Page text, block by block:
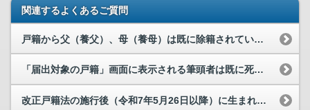
関連するよくあるご質問
戸籍から父（養父）、母（養母）は既に除籍されています。マイナポータルで氏の振り仮名の届出を行っ...
「届出対象の戸籍」画面に表示される筆頭者は既に死亡していますが、なぜ筆頭者として表示されるのですか。
改正戸籍法の施行後（令和7年5月26日以降）に生まれた子どもについても、名の振り仮名の届出は必...